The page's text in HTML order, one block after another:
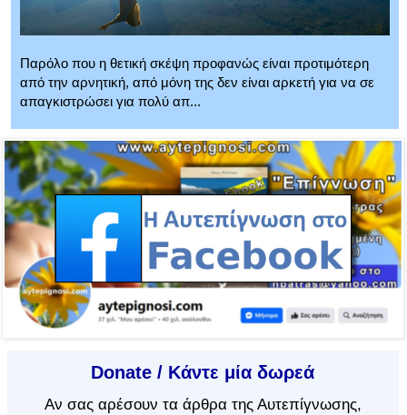
Παρόλο που η θετική σκέψη προφανώς είναι προτιμότερη
από την αρνητική, από μόνη της δεν είναι αρκετή για να σε
απαγκιστρώσει για πολύ απ...
Donate / Κάντε μία δωρεά
Αν σας αρέσουν τα άρθρα της Αυτεπίγνωσης,